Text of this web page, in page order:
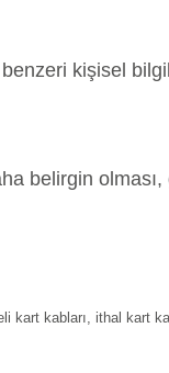
kişisel
belirgin
kart kabları, ithal kart